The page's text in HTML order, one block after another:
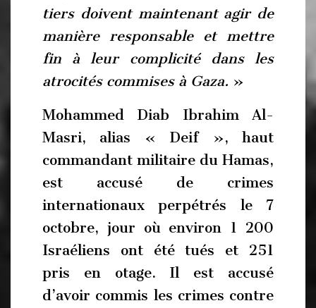
tiers doivent maintenant agir de
manière responsable et mettre
fin à leur complicité dans les
atrocités commises à Gaza. »
Mohammed Diab Ibrahim Al-
Masri, alias « Deif », haut
commandant militaire du Hamas,
est accusé de crimes
internationaux perpétrés le 7
octobre, jour où environ 1 200
Israéliens ont été tués et 251
pris en otage. Il est accusé
d’avoir commis les crimes contre